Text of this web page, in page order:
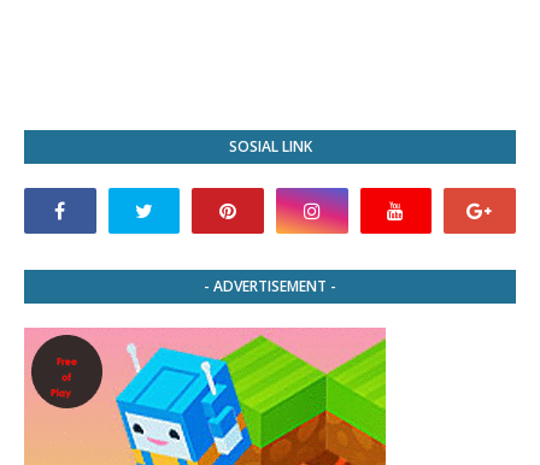
SOSIAL LINK
- ADVERTISEMENT -